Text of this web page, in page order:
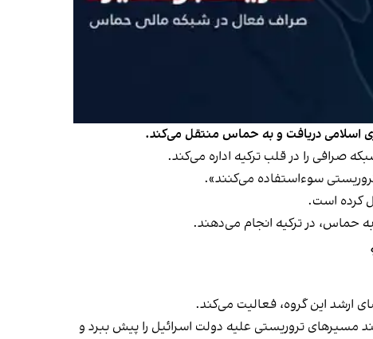
اسلامی دریافت و به حماس منتقل می‌کند.
سوءاستفاده می‌کنند».
کرده است.
حماس، در ترکیه انجام می‌دهند.
ارشد این گروه، فعالیت می‌کند.
مسیرهای تروریستی علیه دولت اسرائیل را پیش ببرد و